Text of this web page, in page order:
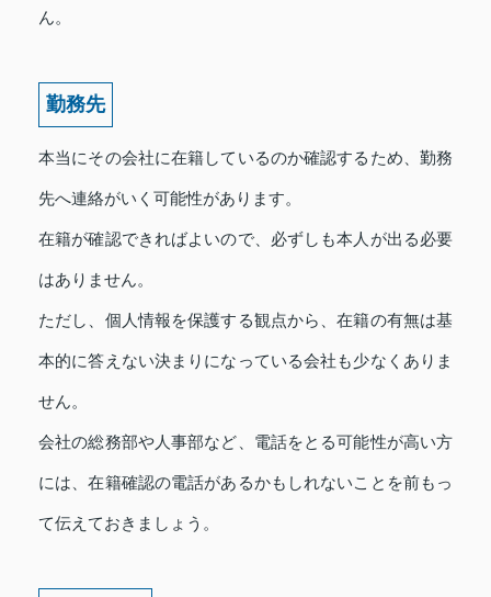
ん。
勤務先
本当にその会社に在籍しているのか確認するため、勤務
先へ連絡がいく可能性があります。
在籍が確認できればよいので、必ずしも本人が出る必要
はありません。
ただし、個人情報を保護する観点から、在籍の有無は基
本的に答えない決まりになっている会社も少なくありま
せん。
会社の総務部や人事部など、電話をとる可能性が高い方
には、在籍確認の電話があるかもしれないことを前もっ
て伝えておきましょう。